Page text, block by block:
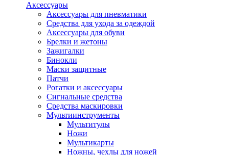
Аксессуары
Аксессуары для пневматики
Средства для ухода за одеждой
Аксессуары для обуви
Брелки и жетоны
Зажигалки
Бинокли
Маски защитные
Патчи
Рогатки и аксессуары
Сигнальные средства
Средства маскировки
Мультиинструменты
Мультитулы
Ножи
Мультикарты
Ножны, чехлы для ножей